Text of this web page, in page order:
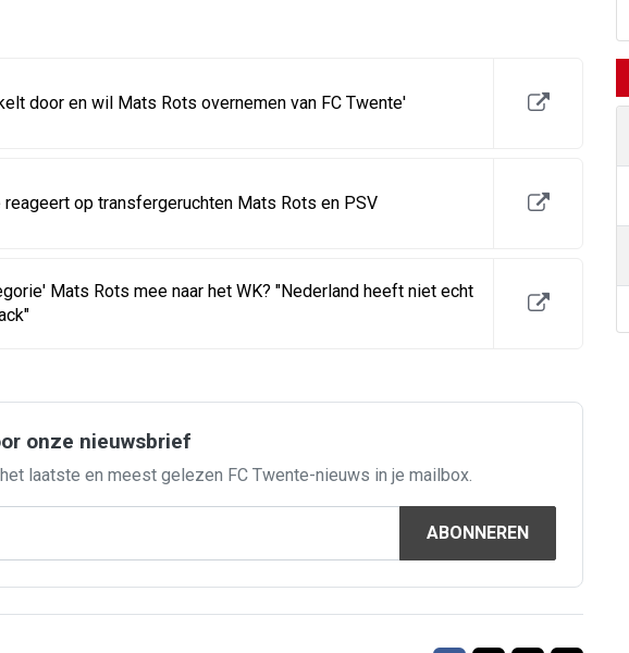
door en wil Mats Rots overnemen van FC Twente'
reageert op transfergeruchten Mats Rots en PSV
Mats Rots mee naar het WK? "Nederland heeft niet echt
onze nieuwsbrief
laatste en meest gelezen FC Twente-nieuws in je mailbox.
ABONNEREN